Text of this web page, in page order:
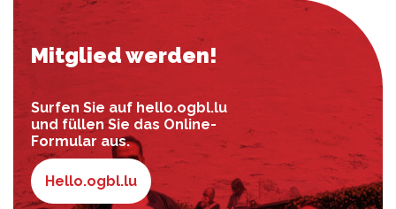
Mitglied werden!
Surfen Sie auf hello.ogbl.lu
und füllen Sie das Online-
Formular aus.
Hello.ogbl.lu